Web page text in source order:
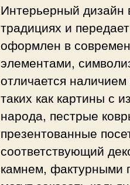
Интерьерный дизайн
традициях и
оформлен в
элементами,
отличается
таких как картины с
народа, пестрые
презентованные
соответствующий
камнем, фактурными